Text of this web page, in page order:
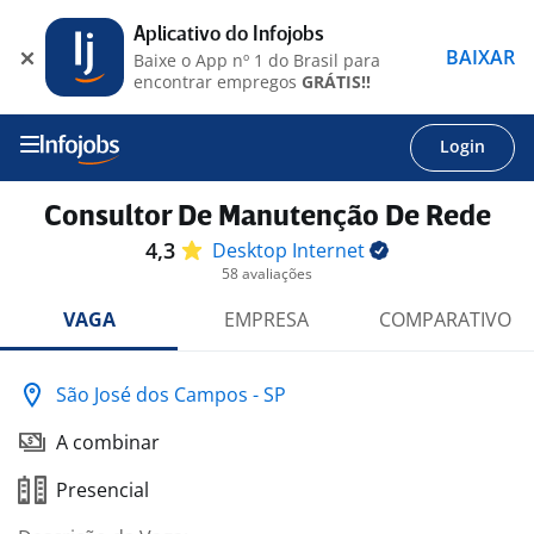
Login
Consultor De Manutenção De Rede
4,3 Desktop Internet
58 avaliações
VAGA EMPRESA COMPARATIVO
São José dos Campos - SP
A combinar
Presencial
Aplicativo do Infojobs
Baixe o App nº 1 do Brasil para
encontrar empregos GRÁTIS!!
BAIXAR